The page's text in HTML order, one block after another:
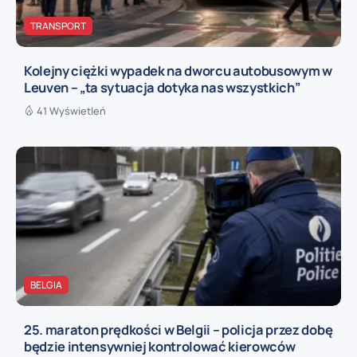
TRANSPORT
Kolejny ciężki wypadek na dworcu autobusowym w
Leuven – „ta sytuacja dotyka nas wszystkich”
41 Wyświetleń
BELGIA
25. maraton prędkości w Belgii – policja przez dobę
będzie intensywniej kontrolować kierowców